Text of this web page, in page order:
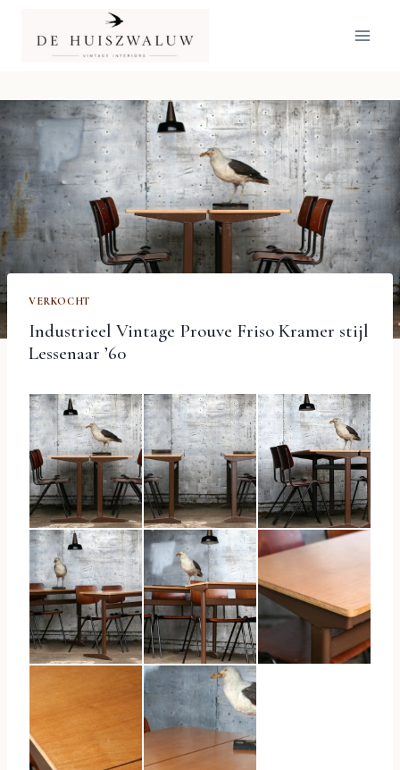
inhoud
VERKOCHT
Industrieel Vintage Prouve Friso Kramer stijl
Lessenaar ’60